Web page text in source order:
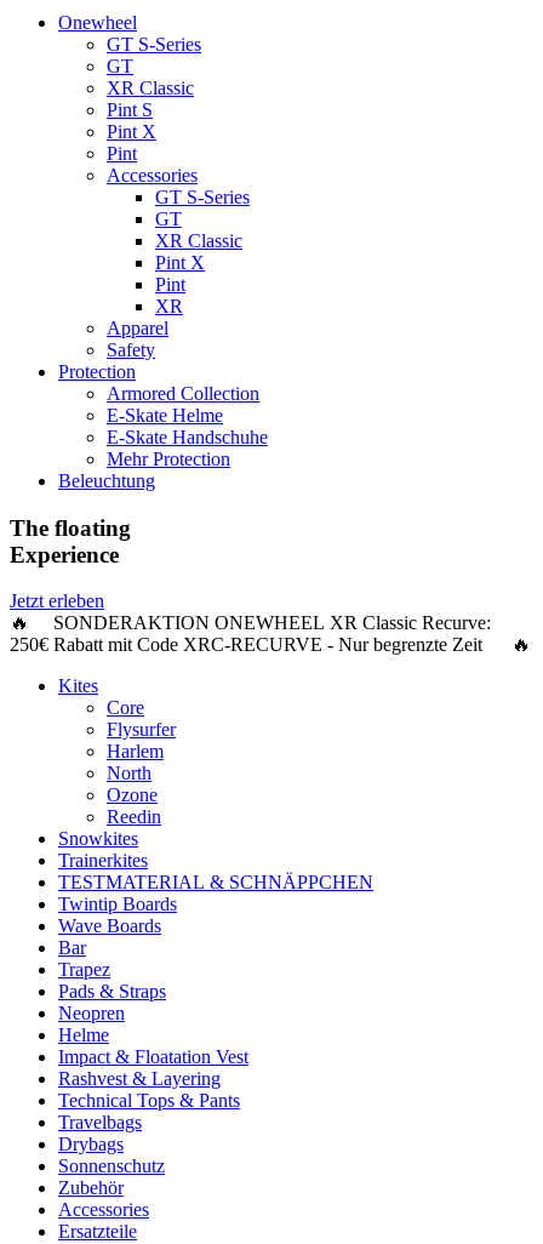
Onewheel
GT S-Series
GT
XR Classic
Pint S
Pint X
Pint
Accessories
GT S-Series
GT
XR Classic
Pint X
Pint
XR
Apparel
Safety
Protection
Armored Collection
E-Skate Helme
E-Skate Handschuhe
Mehr Protection
Beleuchtung
The floating
Experience
Jetzt erleben
🔥 SONDERAKTION ONEWHEEL XR Classic Recurve:
250€ Rabattmit Code XRC-RECURVE - Nur begrenzte Zeit 🔥
Kites
Core
Flysurfer
Harlem
North
Ozone
Reedin
Snowkites
Trainerkites
TESTMATERIAL & SCHNÄPPCHEN
Twintip Boards
Wave Boards
Bar
Trapez
Pads & Straps
Neopren
Helme
Impact & Floatation Vest
Rashvest & Layering
Technical Tops & Pants
Travelbags
Drybags
Sonnenschutz
Zubehör
Accessories
Ersatzteile